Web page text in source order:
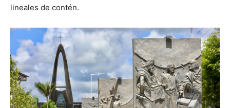
lineales de contén.